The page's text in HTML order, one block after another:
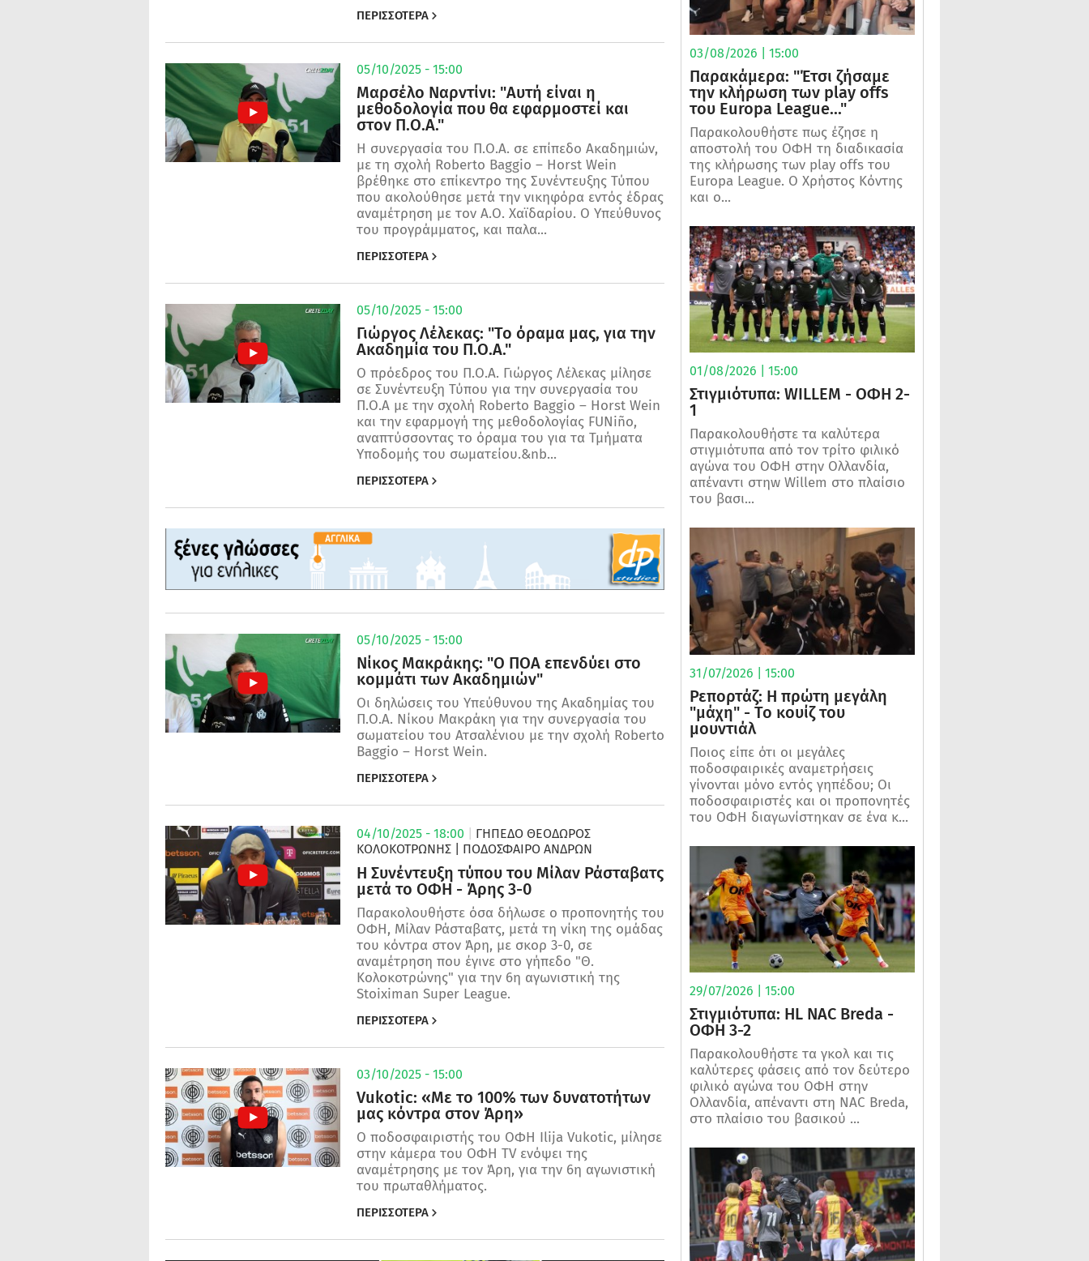
ΠΕΡΙΣΣΟΤΕΡΑ
05/10/2025 - 15:00
Μαρσέλο Ναρντίνι: "Αυτή είναι η
μεθοδολογία που θα εφαρμοστεί και
στον Π.Ο.Α."
Η συνεργασία του Π.Ο.Α. σε επίπεδο Ακαδημιών,
με τη σχολή Roberto Baggio – Horst Wein
βρέθηκε στο επίκεντρο της Συνέντευξης Τύπου
που ακολούθησε μετά την νικηφόρα εντός έδρας
αναμέτρηση με τον Α.Ο. Χαϊδαρίου. Ο Υπεύθυνος
του προγράμματος, και παλα...
ΠΕΡΙΣΣΟΤΕΡΑ
05/10/2025 - 15:00
Γιώργος Λέλεκας: "Το όραμα μας, για την
Ακαδημία του Π.Ο.Α."
Ο πρόεδρος του Π.Ο.Α. Γιώργος Λέλεκας μίλησε
σε Συνέντευξη Τύπου για την συνεργασία του
Π.Ο.Α με την σχολή Roberto Baggio – Horst Wein
και την εφαρμογή της μεθοδολογίας FUNiño,
αναπτύσσοντας το όραμα του για τα Τμήματα
Υποδομής του σωματείου.&nb...
ΠΕΡΙΣΣΟΤΕΡΑ
05/10/2025 - 15:00
Νίκος Μακράκης: "Ο ΠΟΑ επενδύει στο
κομμάτι των Ακαδημιών"
Οι δηλώσεις του Υπεύθυνου της Ακαδημίας του
Π.Ο.Α. Νίκου Μακράκη για την συνεργασία του
σωματείου του Ατσαλένιου με την σχολή Roberto
Baggio – Horst Wein.
ΠΕΡΙΣΣΟΤΕΡΑ
04/10/2025 - 18:00
ΓΗΠΕΔΟ ΘΕΟΔΩΡΟΣ
ΚΟΛΟΚΟΤΡΩΝΗΣ
| ΠΟΔΌΣΦΑΙΡΟ ΑΝΔΡΏΝ
Η Συνέντευξη τύπου του Μίλαν Ράσταβατς
μετά το ΟΦΗ - Άρης 3-0
Παρακολουθήστε όσα δήλωσε ο προπονητής του
ΟΦΗ, Μίλαν Ράσταβατς, μετά τη νίκη της ομάδας
του κόντρα στον Άρη, με σκορ 3-0, σε
αναμέτρηση που έγινε στο γήπεδο "Θ.
Κολοκοτρώνης" για την 6η αγωνιστική της
Stoiximan Super League.
ΠΕΡΙΣΣΟΤΕΡΑ
03/10/2025 - 15:00
Vukotic: «Με το 100% των δυνατοτήτων
μας κόντρα στον Άρη»
Ο ποδοσφαιριστής του ΟΦΗ Ilija Vukotic, μίλησε
στην κάμερα του ΟΦΗ TV ενόψει της
αναμέτρησης με τον Άρη, για την 6η αγωνιστική
του πρωταθλήματος.
ΠΕΡΙΣΣΟΤΕΡΑ
03/08/2026 | 15:00
Παρακάμερα: "Έτσι ζήσαμε
την κλήρωση των play offs
του Europa League..."
Παρακολουθήστε πως έζησε η
αποστολή του ΟΦΗ τη διαδικασία
της κλήρωσης των play offs του
Europa League. Ο Χρήστος Κόντης
και ο...
01/08/2026 | 15:00
Στιγμιότυπα: WILLEM - ΟΦΗ 2-
1
Παρακολουθήστε τα καλύτερα
στιγμιότυπα από τον τρίτο φιλικό
αγώνα του ΟΦΗ στην Ολλανδία,
απέναντι στηw Willem στο πλαίσιο
του βασι...
31/07/2026 | 15:00
Ρεπορτάζ: Η πρώτη μεγάλη
"μάχη" - Το κουίζ του
μουντιάλ
Ποιος είπε ότι οι μεγάλες
ποδοσφαιρικές αναμετρήσεις
γίνονται μόνο εντός γηπέδου; Οι
ποδοσφαιριστές και οι προπονητές
του ΟΦΗ διαγωνίστηκαν σε ένα κ...
29/07/2026 | 15:00
Στιγμιότυπα: HL NAC Breda -
ΟΦΗ 3-2
Παρακολουθήστε τα γκολ και τις
καλύτερες φάσεις από τον δεύτερο
φιλικό αγώνα του ΟΦΗ στην
Ολλανδία, απέναντι στη NAC Breda,
στο πλαίσιο του βασικού ...